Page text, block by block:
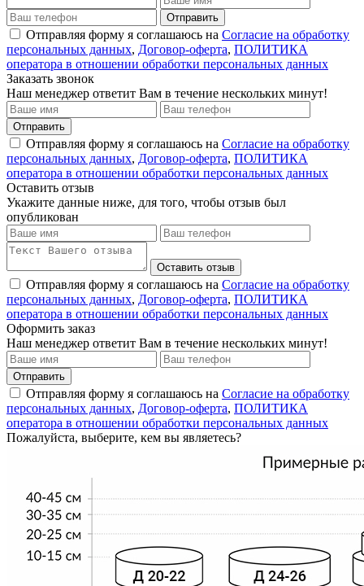
Отправить
Отправляя форму я соглашаюсь на Согласие на обработку
персональных данных, Договор-оферта, ПОЛИТИКА
оператора в отношении обработки персональных данных
Заказать звонок
Наш менеджер ответит Вам в течение нескольких минут!
Отправить
Отправляя форму я соглашаюсь на Согласие на обработку
персональных данных, Договор-оферта, ПОЛИТИКА
оператора в отношении обработки персональных данных
Оставить отзыв
Укажите данные ниже, для того, чтобы отзыв был
опубликован
Оставить отзыв
Отправляя форму я соглашаюсь на Согласие на обработку
персональных данных, Договор-оферта, ПОЛИТИКА
оператора в отношении обработки персональных данных
Оформить заказ
Наш менеджер ответит Вам в течение нескольких минут!
Отправить
Отправляя форму я соглашаюсь на Согласие на обработку
персональных данных, Договор-оферта, ПОЛИТИКА
оператора в отношении обработки персональных данных
Пожалуйста, выберите, кем вы являетесь?